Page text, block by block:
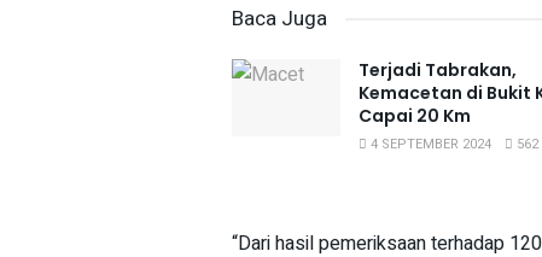
Baca Juga
Terjadi Tabrakan,
Kemacetan di Bukit
Capai 20 Km
4 SEPTEMBER 2024 562
“Dari hasil pemeriksaan terhadap